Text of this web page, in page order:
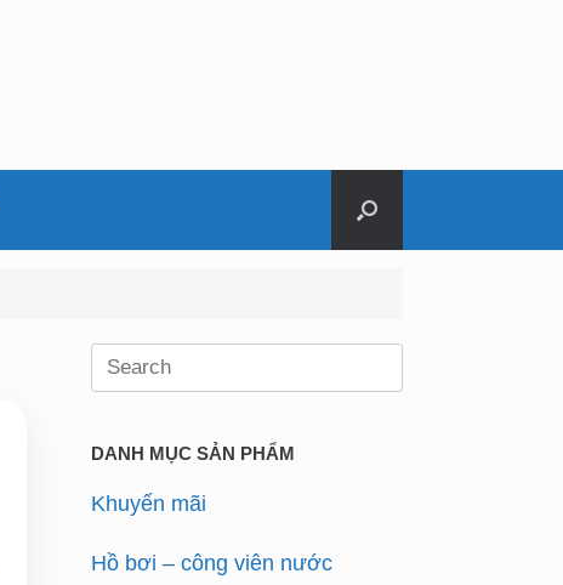
Search
DANH MỤC SẢN PHẨM
Khuyến mãi
Hồ bơi – công viên nước